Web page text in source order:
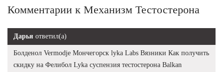
Комментарии к Механизм Тестостерона
Дарья ответил(а)
Болденол Vermodje Мончегорск lyka Labs Вязники Как получить
скидку на Фелибол Lyka суспензия тестостерона Balkan